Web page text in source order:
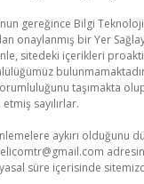
gereğince Bilgi
onaylanmış bir Yer
sitedeki içerikleri
taşımakta
sayılırlar.
aykırı olduğunu
süre içerisinde